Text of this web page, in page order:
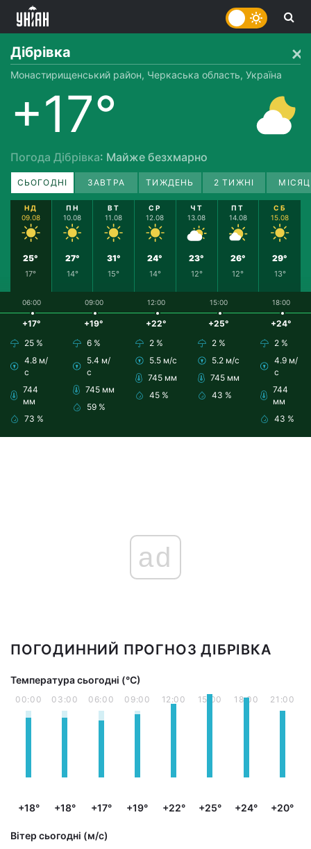
Дібрівка
Монастирищенський район, Черкаська область, Україна
+17°
Погода Дібрівка: Майже безхмарно
СЬОГОДНІ ЗАВТРА ТИЖДЕНЬ 2 ТИЖНІ
НД
09.08
25°
17°
ПН
10.08
27°
14°
ВТ
11.08
31°
15°
СР
12.08
24°
14°
ЧТ
13.08
23°
12°
ПТ
14.08
26°
12°
СБ
15.08
29°
13°
06:00
+17°
25 %
4.8 м/
с
744
мм
73 %
09:00
+19°
6 %
5.4 м/
с
745 мм
59 %
12:00
+22°
2 %
5.5 м/с
745 мм
45 %
15:00
+25°
2 %
5.2 м/с
745 мм
43 %
18:00
+24°
2 %
4.9 м/
с
744
мм
43 %
ad
ПОГОДИННИЙ ПРОГНОЗ ДІБРІВКА
Температура сьогодні (°С)
00:00
+18°
03:00
+18°
06:00
+17°
09:00
+19°
12:00
+22°
15:00
+25°
18:00
+24°
21:00
+20°
Вітер сьогодні (м/с)